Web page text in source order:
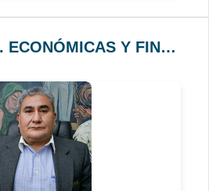
FACULTAD DE CS. ECONÓMICAS Y FINANCIERAS